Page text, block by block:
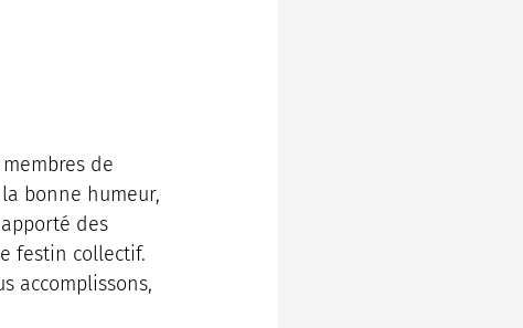
de
bonne humeur,
des
festin collectif.
accomplissons,